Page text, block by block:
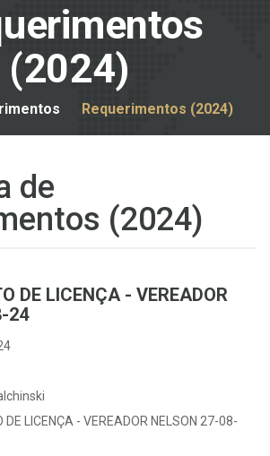
(2024)
Requerimentos (2024)
de
(2024)
DE LICENÇA - VEREADOR
24
DE LICENÇA - VEREADOR NELSON 27-08-